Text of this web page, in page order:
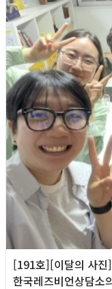
[191호][이달의 사진
한국레즈비언상담소